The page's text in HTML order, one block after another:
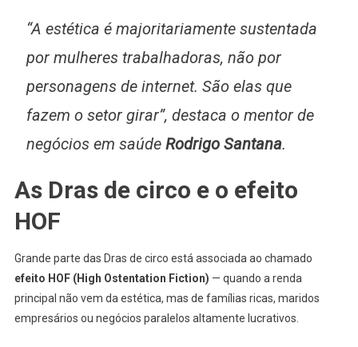
“A estética é majoritariamente sustentada
por mulheres trabalhadoras, não por
personagens de internet. São elas que
fazem o setor girar”, destaca o mentor de
negócios em saúde Rodrigo Santana.
As Dras de circo e o efeito
HOF
Grande parte das Dras de circo está associada ao chamado
efeito HOF (High Ostentation Fiction) — quando a renda
principal não vem da estética, mas de famílias ricas, maridos
empresários ou negócios paralelos altamente lucrativos.